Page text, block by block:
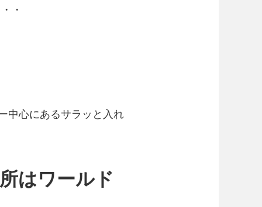
・
中心にあるサラッと入れ
はワールド